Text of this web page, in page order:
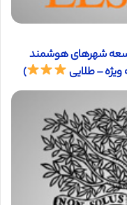
توسعه شهرهای هوشمند
)